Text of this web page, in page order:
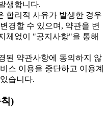
생합니다.
합리적 사유가 발생한 경우
경할 수 있으며, 약관을 변
체없이 "공지사항"을 통해
된 약관사항에 동의하지 않
스 이용을 중단하고 이용계
습니다.
)